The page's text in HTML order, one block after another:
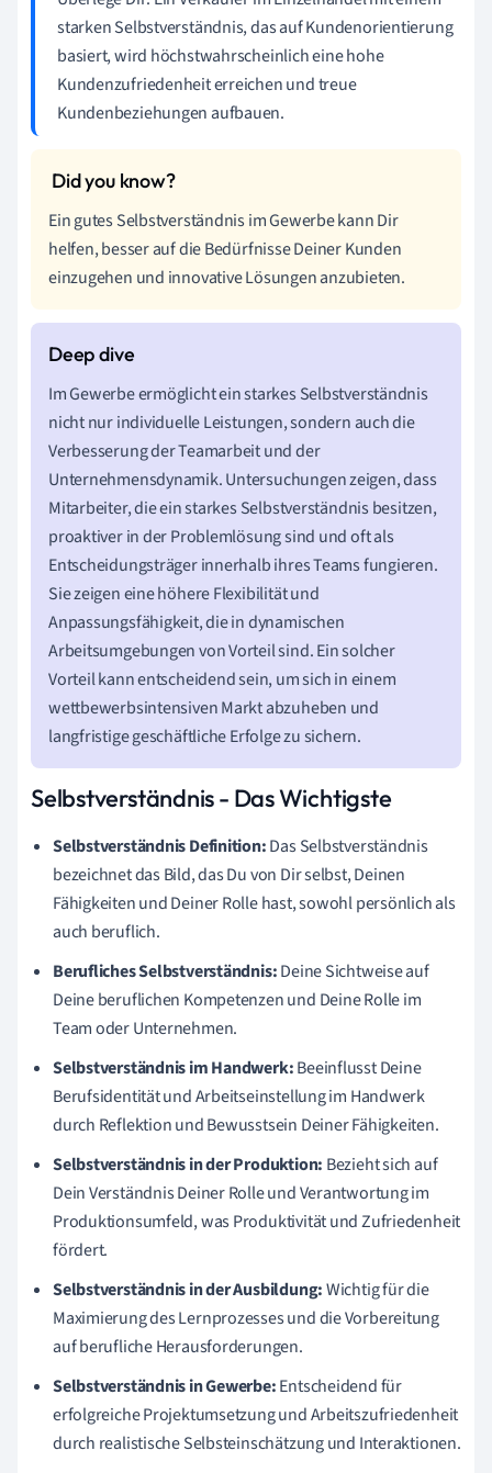
starken Selbstverständnis, das auf Kundenorientierung
basiert, wird höchstwahrscheinlich eine hohe
Kundenzufriedenheit erreichen und treue
Kundenbeziehungen aufbauen.
Ein gutes Selbstverständnis im Gewerbe kann Dir
helfen, besser auf die Bedürfnisse Deiner Kunden
einzugehen und innovative Lösungen anzubieten.
Im Gewerbe ermöglicht ein starkes Selbstverständnis
nicht nur individuelle Leistungen, sondern auch die
Verbesserung der Teamarbeit und der
Unternehmensdynamik. Untersuchungen zeigen, dass
Mitarbeiter, die ein starkes Selbstverständnis besitzen,
proaktiver in der Problemlösung sind und oft als
Entscheidungsträger innerhalb ihres Teams fungieren.
Sie zeigen eine höhere Flexibilität und
Anpassungsfähigkeit, die in dynamischen
Arbeitsumgebungen von Vorteil sind. Ein solcher
Vorteil kann entscheidend sein, um sich in einem
wettbewerbsintensiven Markt abzuheben und
langfristige geschäftliche Erfolge zu sichern.
Selbstverständnis - Das Wichtigste
Selbstverständnis Definition:Das Selbstverständnis
bezeichnet das Bild, das Du von Dir selbst, Deinen
Fähigkeiten und Deiner Rolle hast, sowohl persönlich als
auch beruflich.
Berufliches Selbstverständnis:Deine Sichtweise auf
Deine beruflichen Kompetenzen und Deine Rolle im
Team oder Unternehmen.
Selbstverständnis im Handwerk:Beeinflusst Deine
Berufsidentität und Arbeitseinstellung im Handwerk
durch Reflektion und Bewusstsein Deiner Fähigkeiten.
Selbstverständnis in der Produktion: Bezieht sich auf
Dein Verständnis Deiner Rolle und Verantwortung im
Produktionsumfeld, was Produktivität und Zufriedenheit
fördert.
Selbstverständnis in der Ausbildung:Wichtig für die
Maximierung des Lernprozesses und die Vorbereitung
auf berufliche Herausforderungen.
Selbstverständnis in Gewerbe:Entscheidend für
erfolgreiche Projektumsetzung und Arbeitszufriedenheit
durch realistische Selbsteinschätzung und Interaktionen.